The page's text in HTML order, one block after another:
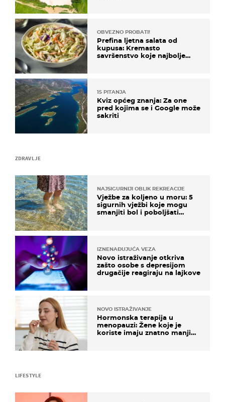
ZDRAVLJE
NAJSIGURNIJI OBLIK REKREACIJE
Vježbe za koljeno u moru: 5
sigurnih vježbi koje mogu
smanjiti bol i poboljšati
IZNENAĐUJUĆA VEZA
Novo istraživanje otkriva
zašto osobe s depresijom
drugačije reagiraju na lajkove
NOVO ISTRAŽIVANJE
Hormonska terapija u
menopauzi: Žene koje je
koriste imaju znatno manji
OBVEZNO PROBATI!
Prefina ljetna salata od
kupusa: Kremasto
savršenstvo koje najbolje
15 PITANJA
Kviz općeg znanja: Za one
pred kojima se i Google može
sakriti
LIFESTYLE